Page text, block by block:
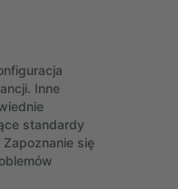
Inne
standardy
się